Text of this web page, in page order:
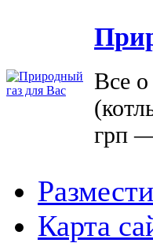
Все
грп
Карта